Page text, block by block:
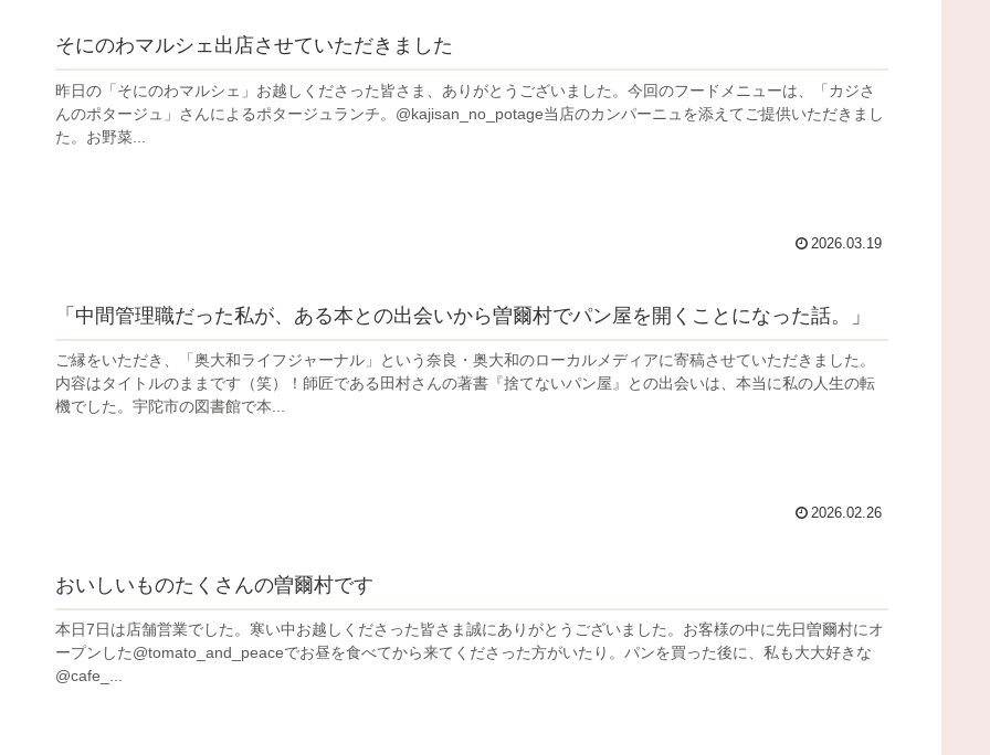
そにのわマルシェ出店させていただきました
昨日の「そにのわマルシェ」お越しくださった皆さま、ありがとうございました。今回のフードメニューは、「カジさ
んのポタージュ」さんによるポタージュランチ。@kajisan_no_potage当店のカンパーニュを添えてご提供いただきまし
た。お野菜...
2026.03.19
「中間管理職だった私が、ある本との出会いから曽爾村でパン屋を開くことになった話。」
ご縁をいただき、「奥大和ライフジャーナル」という奈良・奥大和のローカルメディアに寄稿させていただきました。
内容はタイトルのままです（笑）！師匠である田村さんの著書『捨てないパン屋』との出会いは、本当に私の人生の転
機でした。宇陀市の図書館で本...
2026.02.26
おいしいものたくさんの曽爾村です
本日7日は店舗営業でした。寒い中お越しくださった皆さま誠にありがとうございました。お客様の中に先日曽爾村にオ
ープンした@tomato_and_peaceでお昼を食べてから来てくださった方がいたり。パンを買った後に、私も大大好きな
@cafe_...